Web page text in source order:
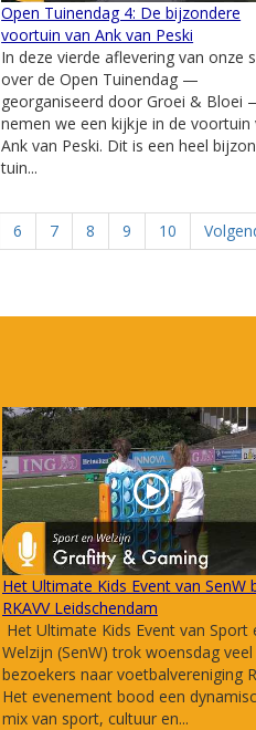
Open Tuinendag 4: De bijzondere
voortuin van Ank van Peski
In deze vierde aflevering van onze
over de Open Tuinendag —
georganiseerd door Groei & Bloei
nemen we een kijkje in de voortuin
Ank van Peski. Dit is een heel
tuin...
6 7 8 9 10
Het Ultimate Kids Event van SenW
RKAVV Leidschendam
Het Ultimate Kids Event van Sport
Welzijn (SenW) trok woensdag
bezoekers naar voetbalvereniging
Het evenement bood een
mix van sport, cultuur en...